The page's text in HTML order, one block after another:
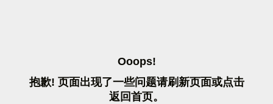
OOOPS!
抱歉! 页面出现了一些问题请刷 新页面或点击
返 回首页。